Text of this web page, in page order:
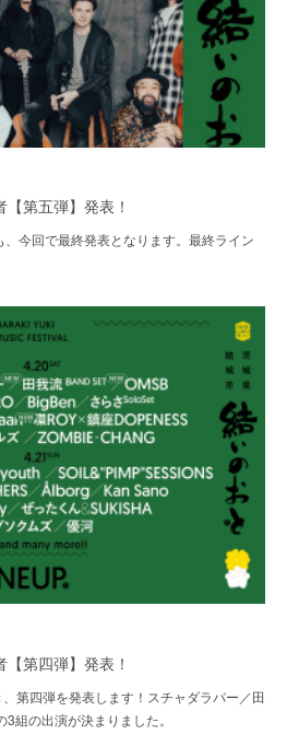
【第五弾】発表！
今回で最終発表となります。最終ライン
【第四弾】発表！
第四弾を発表します！スチャダラパー／田
組の出演が決まりました。